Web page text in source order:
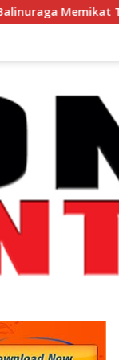
Turis Italia dan